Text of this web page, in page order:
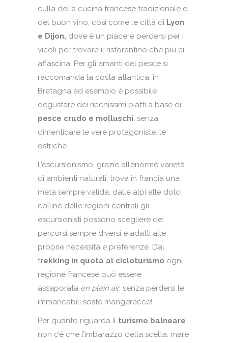
culla della cucina francese tradizionale e
del buon vino, così come le città di Lyon
e Dijon, dove è un piacere perdersi per i
vicoli per trovare il ristorantino che più ci
affascina. Per gli amanti del pesce si
raccomanda la costa atlantica, in
Bretagna ad esempio è possibile
degustare dei ricchissimi piatti a base di
pesce crudo e molluschi, senza
dimenticare le vere protagoniste: le
ostriche.
L’escursionismo, grazie all’enorme varietà
di ambienti naturali, trova in francia una
meta sempre valida: dalle alpi alle dolci
colline delle regioni centrali gli
escursionisti possono scegliere dei
percorsi sempre diversi e adatti alle
proprie necessità e preferenze. Dal
trekking in quota al cicloturismo ogni
regione francese può essere
assaporata en plein air, senza perdersi le
immancabili soste mangerecce!
Per quanto riguarda il turismo balneare
non c’è che l’imbarazzo della scelta: mare